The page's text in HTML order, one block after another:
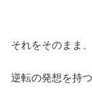
それをそのまま
逆転の発想を持つ